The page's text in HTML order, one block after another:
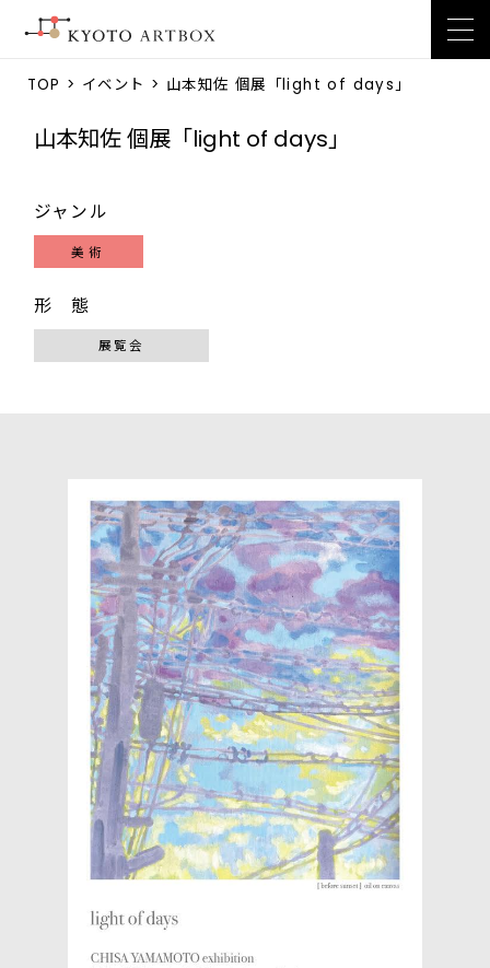
TOP > イベント > 山本知佐 個展「light of days」
山本知佐 個展「light of days」
ジャンル
美術
形 態
展覧会